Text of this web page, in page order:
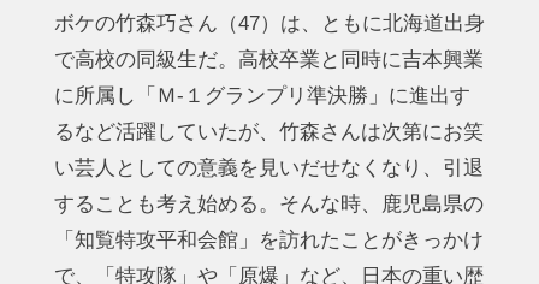
ボケの竹森巧さん（47）は、ともに北海道出身
で高校の同級生だ。高校卒業と同時に吉本興業
に所属し「Ｍ-１グランプリ準決勝」に進出す
るなど活躍していたが、竹森さんは次第にお笑
い芸人としての意義を見いだせなくなり、引退
することも考え始める。そんな時、鹿児島県の
「知覧特攻平和会館」を訪れたことがきっかけ
で、「特攻隊」や「原爆」など、日本の重い歴